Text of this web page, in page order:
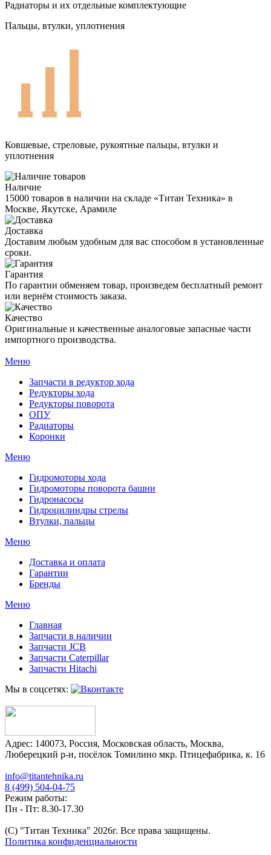
Радиаторы и их отдельные комплектующие
Пальцы, втулки, уплотнения
Ковшевые, стреловые, рукоятные пальцы, втулки и
уплотнения
Наличие
15000 товаров в наличии на складе «Титан Техника» в
Москве, Якутске, Арамиле
Доставка
Доставим любым удобным для вас способом в установленные
сроки.
Гарантия
По гарантии обменяем товар, произведем бесплатный ремонт
или вернём стоимость заказа.
Качество
Оригинальные и качественные аналоговые запасные части
импортного производства.
Меню
Запчасти в редуктор хода
Редукторы хода
Редукторы поворота
ОПУ
Радиаторы
Коронки
Меню
Гидромоторы хода
Гидромоторы поворота башни
Гидронасосы
Гидроцилиндры стрелы
Втулки, пальцы
Меню
Доставка и оплата
Гарантии
Бренды
Меню
Главная
Запчасти в наличии
Запчасти JCB
Запчасти Caterpillar
Запчасти Hitachi
Мы в соцсетях:
Адрес: 140073, Россия, Московская область, Москва,
Люберецкий р-н, посёлок Томилино мкр. Птицефабрика, к. 16
info@titantehnika.ru
8 (499) 504-04-75
Режим работы:
Пн - Пт: 8.30-17.30
(C) "Титан Техника" 2026г. Все права защищены.
Политика конфиденциальности